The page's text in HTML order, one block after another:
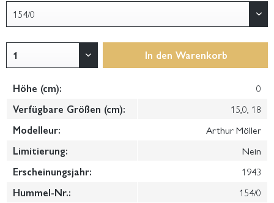
In den Warenkorb
Höhe (cm):
0
Verfügbare Größen (cm):
15,0, 18
Modelleur:
Arthur Möller
Limitierung:
Nein
Erscheinungsjahr:
1943
Hummel-Nr.:
154/0